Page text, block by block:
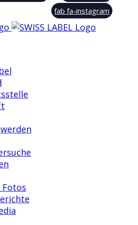
fab fa-instagram
Fotos